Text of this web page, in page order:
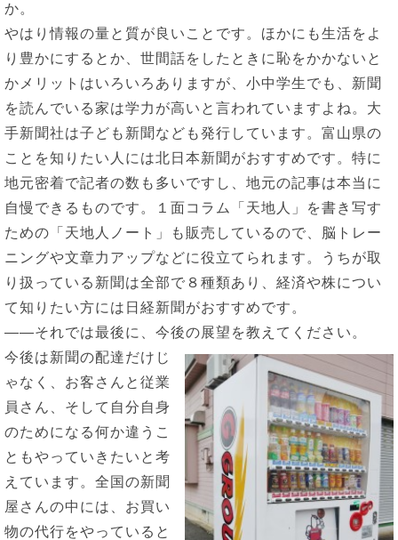
か。
やはり情報の量と質が良いことです。ほかにも生活をよ
り豊かにするとか、世間話をしたときに恥をかかないと
かメリットはいろいろありますが、小中学生でも、新聞
を読んでいる家は学力が高いと言われていますよね。大
手新聞社は子ども新聞なども発行しています。富山県の
ことを知りたい人には北日本新聞がおすすめです。特に
地元密着で記者の数も多いですし、地元の記事は本当に
自慢できるものです。１面コラム「天地人」を書き写す
ための「天地人ノート」も販売しているので、脳トレー
ニングや文章力アップなどに役立てられます。うちが取
り扱っている新聞は全部で８種類あり、経済や株につい
て知りたい方には日経新聞がおすすめです。
――それでは最後に、今後の展望を教えてください。
今後は新聞の配達だけじ
ゃなく、お客さんと従業
員さん、そして自分自身
のためになる何か違うこ
ともやっていきたいと考
えています。全国の新聞
屋さんの中には、お買い
物の代行をやっていると